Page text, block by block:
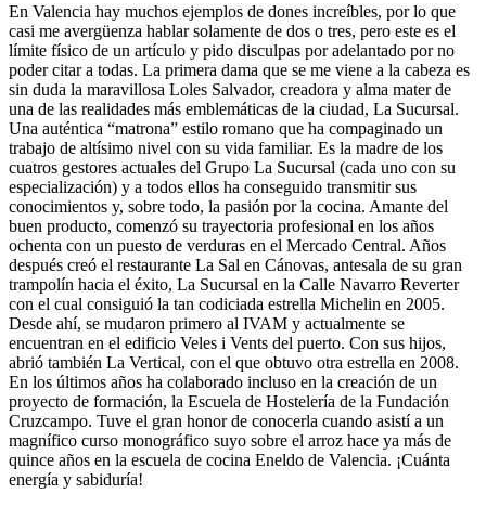
En Valencia hay muchos ejemplos de dones increíbles, por lo que
casi me avergüenza hablar solamente de dos o tres, pero este es el
límite físico de un artículo y pido disculpas por adelantado por no
poder citar a todas. La primera dama que se me viene a la cabeza es
sin duda la maravillosa Loles Salvador, creadora y alma mater de
una de las realidades más emblemáticas de la ciudad, La Sucursal.
Una auténtica “matrona” estilo romano que ha compaginado un
trabajo de altísimo nivel con su vida familiar. Es la madre de los
cuatros gestores actuales del Grupo La Sucursal (cada uno con su
especialización) y a todos ellos ha conseguido transmitir sus
conocimientos y, sobre todo, la pasión por la cocina. Amante del
buen producto, comenzó su trayectoria profesional en los años
ochenta con un puesto de verduras en el Mercado Central. Años
después creó el restaurante La Sal en Cánovas, antesala de su gran
trampolín hacia el éxito, La Sucursal en la Calle Navarro Reverter
con el cual consiguió la tan codiciada estrella Michelin en 2005.
Desde ahí, se mudaron primero al IVAM y actualmente se
encuentran en el edificio Veles i Vents del puerto. Con sus hijos,
abrió también La Vertical, con el que obtuvo otra estrella en 2008.
En los últimos años ha colaborado incluso en la creación de un
proyecto de formación, la Escuela de Hostelería de la Fundación
Cruzcampo. Tuve el gran honor de conocerla cuando asistí a un
magnífico curso monográfico suyo sobre el arroz hace ya más de
quince años en la escuela de cocina Eneldo de Valencia. ¡Cuánta
energía y sabiduría!